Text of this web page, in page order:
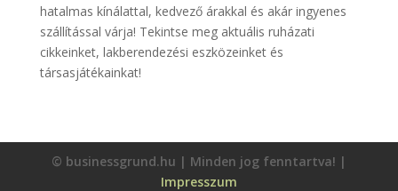
hatalmas kínálattal, kedvező árakkal és akár ingyenes
szállítással várja! Tekintse meg aktuális ruházati
cikkeinket, lakberendezési eszközeinket és
társasjátékainkat!
© businessgrund.hu | Minden jog fenntartva! |
Impresszum